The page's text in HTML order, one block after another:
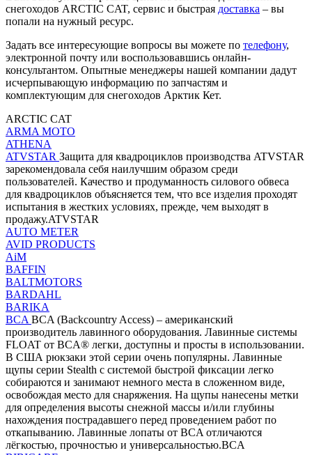
снегоходов ARCTIC CAT, сервис и быстрая доставка – вы
попали на нужный ресурс.
Задать все интересующие вопросы вы можете по телефону,
электронной почту или воспользовавшись онлайн-
консультантом. Опытные менеджеры нашей компании дадут
исчерпывающую информацию по запчастям и
комплектующим для снегоходов Арктик Кет.
ARCTIC CAT
ARMA MOTO
ATHENA
ATVSTAR Защита для квадроциклов производства ATVSTAR
зарекомендовала себя наилучшим образом среди
пользователей. Качество и продуманность силового обвеса
для квадроциклов объясняется тем, что все изделия проходят
испытания в жестких условиях, прежде, чем выходят в
продажу.ATVSTAR
AUTO METER
AVID PRODUCTS
AiM
BAFFIN
BALTMOTORS
BARDAHL
BARIKA
BCA BCA (Backcountry Access) – американский
производитель лавинного оборудования. Лавинные системы
FLOAT от BCA® легки, доступны и просты в использовании.
В США рюкзаки этой серии очень популярны. Лавинные
щупы серии Stealth с системой быстрой фиксации легко
собираются и занимают немного места в сложенном виде,
освобождая место для снаряжения. На щупы нанесены метки
для определения высоты снежной массы и/или глубины
нахождения пострадавшего перед проведением работ по
откапыванию. Лавинные лопаты от BCA отличаются
лёгкостью, прочностью и универсальностью.BCA